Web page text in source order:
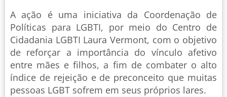
A ação é uma iniciativa da Coordenação de
Políticas para LGBTI, por meio do Centro de
Cidadania LGBTI Laura Vermont, com o objetivo
de reforçar a importância do vínculo afetivo
entre mães e filhos, a fim de combater o alto
índice de rejeição e de preconceito que muitas
pessoas LGBT sofrem em seus próprios lares.